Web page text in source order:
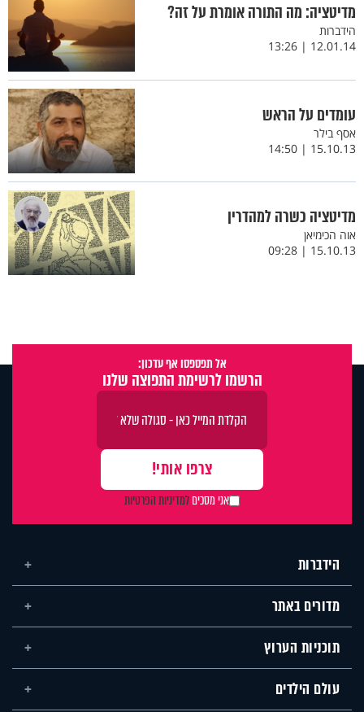
מדיטציה: מה התורה אומרת על זה?
הידברות
12.01.14 | 13:26
עומדים על הראש
אסף בילר
15.10.13 | 14:50
מדיטציה כשרה למהדרין
אוה הכימיאן
15.10.13 | 09:28
אל תפספסו אף עדכון:
הרשמו לרשימת התפוצה שלנו
אני מסכיםלמדיניות הפרטיות
הידברות
מדורים באתר
תוכניות הערוץ
עולם הילדים